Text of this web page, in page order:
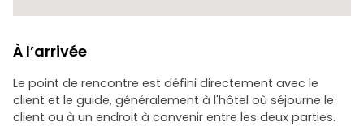
À l’arrivée
Le point de rencontre est défini directement avec le
client et le guide, généralement à l'hôtel où séjourne le
client ou à un endroit à convenir entre les deux parties.